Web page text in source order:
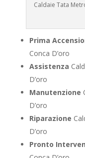
Caldaie Tata
Prima
Conca D’oro
Assistenza
D’oro
Manutenzione
D’oro
Riparazione
D’oro
Pronto